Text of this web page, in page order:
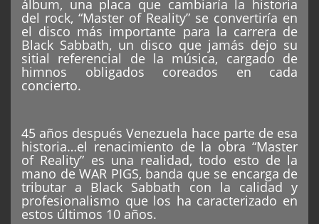
álbum, una placa que cambiaría la historia
del rock, “Master of Reality” se convertiría en
el disco más importante para la carrera de
Black Sabbath, un disco que jamás dejo su
sitial referencial de la música, cargado de
himnos obligados coreados en cada
concierto.
45 años después Venezuela hace parte de esa
historia…el renacimiento de la obra “Master
of Reality” es una realidad, todo esto de la
mano de WAR PIGS, banda que se encarga de
tributar a Black Sabbath con la calidad y
profesionalismo que los ha caracterizado en
estos últimos 10 años.